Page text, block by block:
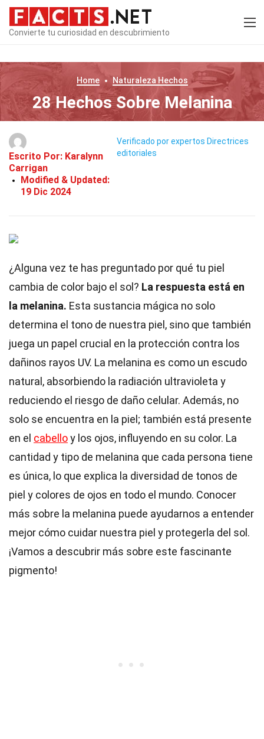
Convierte tu curiosidad en descubrimiento
Home Naturaleza Hechos
28 Hechos Sobre Melanina
Escrito Por: Karalynn
Carrigan
Modified & Updated:
19 Dic 2024
Verificado por expertos Directrices
editoriales
¿Alguna vez te has preguntado por qué tu piel
cambia de color bajo el sol? La respuesta está en
la melanina. Esta sustancia mágica no solo
determina el tono de nuestra piel, sino que también
juega un papel crucial en la protección contra los
dañinos rayos UV. La melanina es como un escudo
natural, absorbiendo la radiación ultravioleta y
reduciendo el riesgo de daño celular. Además, no
solo se encuentra en la piel; también está presente
en el cabelloy los ojos, influyendo en su color. La
cantidad y tipo de melanina que cada persona tiene
es única, lo que explica la diversidad de tonos de
piel y colores de ojos en todo el mundo. Conocer
más sobre la melanina puede ayudarnos a entender
mejor cómo cuidar nuestra piel y protegerla del sol.
¡Vamos a descubrir más sobre este fascinante
pigmento!